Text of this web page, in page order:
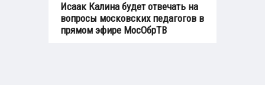
Исаак Калина будет отвечать на
вопросы московских педагогов в
прямом эфире МосОбрТВ